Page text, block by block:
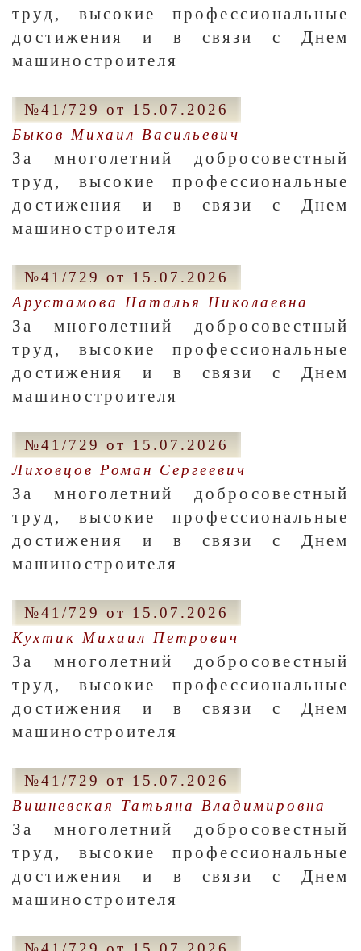
труд, высокие профессиональные
достижения и в связи с Днем
машиностроителя
№41/729 от 15.07.2026
Быков Михаил Васильевич
За многолетний добросовестный
труд, высокие профессиональные
достижения и в связи с Днем
машиностроителя
№41/729 от 15.07.2026
Арустамова Наталья Николаевна
За многолетний добросовестный
труд, высокие профессиональные
достижения и в связи с Днем
машиностроителя
№41/729 от 15.07.2026
Лиховцов Роман Сергеевич
За многолетний добросовестный
труд, высокие профессиональные
достижения и в связи с Днем
машиностроителя
№41/729 от 15.07.2026
Кухтик Михаил Петрович
За многолетний добросовестный
труд, высокие профессиональные
достижения и в связи с Днем
машиностроителя
№41/729 от 15.07.2026
Вишневская Татьяна Владимировна
За многолетний добросовестный
труд, высокие профессиональные
достижения и в связи с Днем
машиностроителя